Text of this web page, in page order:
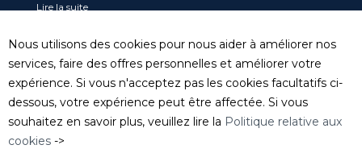
Lire la suite
Service clients
Tel: 04 74 06 17 20
serviceclient@killgerm.fr
Département technique/ FDS
Nous utilisons des cookies pour nous aider à améliorer nos
services, faire des offres personnelles et améliorer votre
expérience. Si vous n'acceptez pas les cookies facultatifs ci-
dessous, votre expérience peut être affectée. Si vous
souhaitez en savoir plus, veuillez lire la Politique relative aux
cookies ->